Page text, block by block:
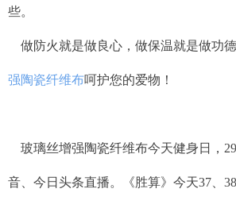
些。
做防火就是做良心，做保温就是做功
强陶瓷纤维布呵护您的爱物！
玻璃丝增强陶瓷纤维布今天健身日，
音、今日头条直播。《胜算》今天37、